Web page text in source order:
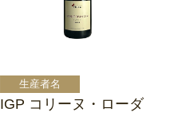
IGP コリーヌ・ローダ